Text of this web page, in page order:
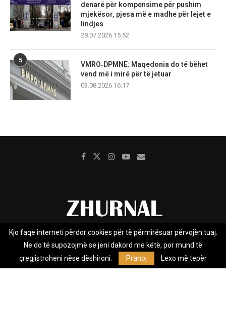
denarë për kompensime për pushim
mjekësor, pjesa më e madhe për lejet e
lindjes
28.07.2026 15:52
5
VMRO‑DPMNE: Maqedonia do të bëhet
vend më i mirë për të jetuar
03.08.2026 16:17
Rreth nesh Impresumi Marketing
Privacy Policy
Zhurnal.mk është Agjenci e Lajmeve e pavarur, e themeluar në vitin
Kjo faqe interneti përdor cookies për të përmirësuar përvojën tuaj.
Ne do të supozojmë se jeni dakord me këtë, por mund të
çregjistroheni nëse dëshironi.
Pranoj Lexo më tepër